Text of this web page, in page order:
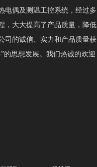
电偶及测温工控系统，经过多
，大大提高了产品质量，降低
司的诚信、实力和产品质量获
的思想发展。我们热诚的欢迎